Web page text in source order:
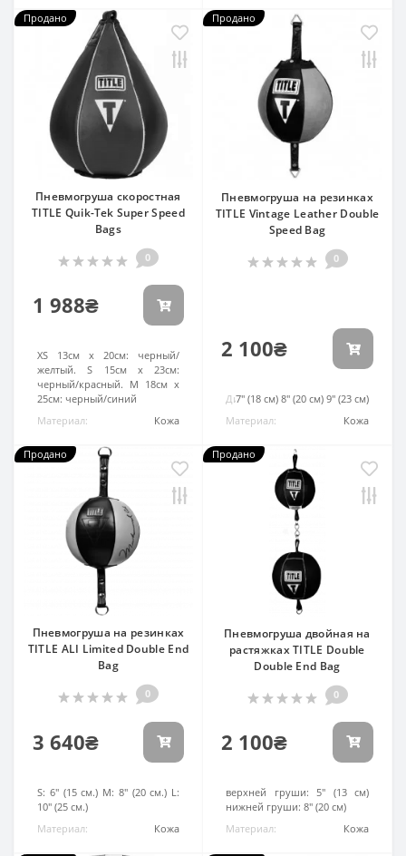
Продано
Пневмогруша скоростная
TITLE Quik-Tek Super Speed
Bags
0
1 988₴
Диаметр:
XS 13см х 20см: черный/
желтый. S 15см х 23см:
черный/красный. M 18см х
25см: черный/синий
Материал:
Кожа
Продано
Пневмогруша на резинках
TITLE Vintage Leather Double
Speed Bag
0
2 100₴
Диаметр:
7" (18 см) 8" (20 см) 9" (23 см)
Материал:
Кожа
Продано
Пневмогруша на резинках
TITLE ALI Limited Double End
Bag
0
3 640₴
Диаметр:
S: 6" (15 см.) M: 8" (20 см.) L:
10" (25 см.)
Материал:
Кожа
Продано
Пневмогруша двойная на
растяжках TITLE Double
Double End Bag
0
2 100₴
Диаметр:
верхней груши: 5" (13 см)
нижней груши: 8" (20 см)
Материал:
Кожа